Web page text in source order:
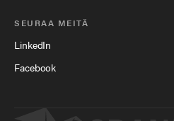
SEURAA MEITÄ
LinkedIn
Facebook